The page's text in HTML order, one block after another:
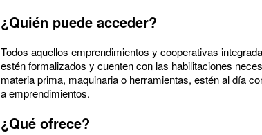
¿Quién puede acceder?
Todos aquellos emprendimientos y cooperativas
estén formalizados y cuenten con las habilitaciones
materia prima, maquinaria o herramientas, estén al día
a emprendimientos.
¿Qué ofrece?